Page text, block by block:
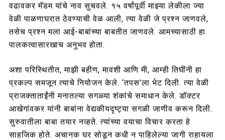
वढावकर मॅडम यांचे नाव सुचवले. १५ वर्षांपूर्वी माझ्या लेकीला ज्या
वेळी पाळणाघरात ठेवण्याची वेळ आली, त्या वेळी जे प्रश्न जाणवले,
तसेच प्रश्न मला आई-बाबांच्या बाबतीत जाणवले. आमच्यासाठी हा
पालकत्वासारखाच अनुभव होता.
अशा परिस्थितीत, माझी बहीण, मावशी आणि मी, आम्ही तिघींनी हा
प्रकल्प समजून त्याचे नियोजन केले. ‘तपस’ला भेट दिली. त्या वेळी
प्राजक्ताताईंनी मनातल्या सगळ्या शंकांचे समाधान केले. डॉक्टर
आखेगांवकर यांनी बाबांना वेद्यकीयदृष्ट्या सगळी जाणीव करून दिली.
सुरुवातीला बाबा तयार नव्हते. त्यांच्या वयाचा विचार करता हे
साहजिक होते. अचानक घर सोडून कधी न पाहिलेल्या जागी राहायला